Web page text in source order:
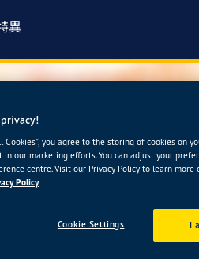
異
Cookies”, you agree to the storing of cookies on
in our marketing efforts. You can adjust your
centre. Visit our Privacy Policy to learn
Policy
I
Cookie Settings